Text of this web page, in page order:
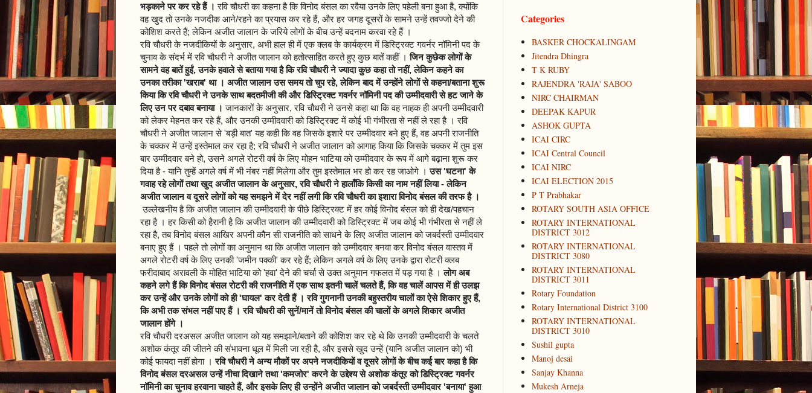
भड़काने पर कर रहे हैं । रवि चौधरी का कहना है कि विनोद बंसल का रवैया उनके लिए पहेली बना हुआ है, क्योंकि
वह खुद तो उनके नजदीक आने/रहने का प्रयास कर रहे हैं, और हर जगह दूसरों के सामने उन्हें तवज्जो देने की
कोशिश करते हैं; लेकिन अजीत जालान के जरिये लोगों के बीच उन्हें बदनाम करवा रहे हैं ।
रवि चौधरी के नजदीकियों के अनुसार, अभी हाल ही में एक क्लब के कार्यक्रम में डिस्ट्रिक्ट गवर्नर नॉमिनी पद के
चुनाव के संदर्भ में रवि चौधरी ने अजीत जालान को हतोत्साहित करते हुए कुछ बातें कहीं ।जिन कुछेक लोगों के
सामने वह बातें हुईं, उनके हवाले से बताया गया है कि रवि चौधरी ने ज्यादा कुछ कहा तो नहीं, लेकिन कहने का
उनका तरीका 'खराब' था । अजीत जालान उस समय तो चुप रहे, लेकिन बाद में उन्होंने लोगों से कहना/बताना शुरू
किया कि रवि चौधरी ने उनके साथ बदतमीजी की और डिस्ट्रिक्ट गवर्नर नॉमिनी पद की उम्मीदवारी से हट जाने के
लिए उन पर दबाव बनाया । जानकारों के अनुसार, रवि चौधरी ने उनसे कहा था कि वह नाहक ही अपनी उम्मीदवारी
को लेकर मेहनत कर रहे हैं, और उनकी उम्मीदवारी को डिस्ट्रिक्ट में कोई भी गंभीरता से नहीं ले रहा है । रवि
चौधरी ने अजीत जालान से 'बड़ी बात' यह कही कि वह जिसके इशारे पर उम्मीदवार बने हुए हैं, वह अपनी राजनीति
के चक्कर में उन्हें इस्तेमाल कर रहा है; रवि चौधरी ने अजीत जालान को आगाह किया कि जिसके चक्कर में तुम इस
बार उम्मीदवार बने हो, उसने अगले रोटरी वर्ष के लिए मोहन भाटिया को उम्मीदवार के रूप में आगे बढ़ाना शुरू कर
दिया है - यानि तुम्हें अगले वर्ष में भी नंबर नहीं मिलेगा और तुम इस्तेमाल भर हो कर रह जाओगे ।उस 'घटना' के
गवाह रहे लोगों तथा खुद अजीत जालान के अनुसार, रवि चौधरी ने हालाँकि किसी का नाम नहीं लिया - लेकिन
अजीत जालान व दूसरे लोगों को यह समझने में देर नहीं लगी कि रवि चौधरी का इशारा विनोद बंसल की तरफ है ।
उल्लेखनीय है कि अजीत जालान की उम्मीदवारी के पीछे डिस्ट्रिक्ट में हर कोई विनोद बंसल को ही देख/पहचान
रहा है । हर किसी को हैरानी है कि अजीत जालान की उम्मीदवारी को डिस्ट्रिक्ट में जब कोई भी गंभीरता से नहीं ले
रहा है, तब विनोद बंसल आखिर अपनी कौन सी राजनीति को साधने के लिए अजीत जालान को जबर्दस्ती उम्मीदवार
बनाए हुए हैं । पहले तो लोगों का अनुमान था कि अजीत जालान को उम्मीदवार बनवा कर विनोद बंसल वास्तव में
अगले रोटरी वर्ष के लिए उनकी 'जमीन पक्की' कर रहे हैं; लेकिन अगले वर्ष के लिए उनके द्वारा रोटरी क्लब
फरीदाबाद अरावली के मोहित भाटिया को 'हवा' देने की चर्चा से उक्त अनुमान गफलत में पड़ गया है ।लोग अब
कहने लगे हैं कि विनोद बंसल रोटरी की राजनीति में एक साथ इतनी चालें चलते हैं, कि वह चालें आपस में ही उलझ
कर उन्हें और उनके लोगों को ही 'घायल' कर देती हैं । रवि गुगनानी उनकी बहुस्तरीय चालों का ऐसे शिकार हुए हैं,
कि अभी तक संभल नहीं पाए हैं । रवि चौधरी की सुनें/मानें तो विनोद बंसल की चालों के अगले शिकार अजीत
जालान होंगे ।
रवि चौधरी दरअसल अजीत जालान को यह समझाने/बताने की कोशिश कर रहे थे कि उनकी उम्मीदवारी के चलते
अशोक कंतूर की जीतने की संभावना धूल में मिली जा रही है, और इससे खुद उन्हें (यानि अजीत जालान को) भी
कोई फायदा नहीं होगा ।रवि चौधरी ने अन्य मौकों पर अपने नजदीकियों व दूसरे लोगों के बीच कई बार कहा है कि
विनोद बंसल दरअसल उन्हें नीचा दिखाने तथा 'कमजोर' करने के उद्देश्य से अशोक कंतूर को डिस्ट्रिक्ट गवर्नर
नॉमिनी का चुनाव हरवाना चाहते हैं, और इसके लिए ही उन्होंने अजीत जालान को जबर्दस्ती उम्मीदवार 'बनाया' हुआ
Categories
BASKER CHOCKALINGAM
Jitendra Dhingra
T K RUBY
RAJENDRA 'RAJA' SABOO
NIRC CHAIRMAN
DEEPAK KAPUR
ASHOK GUPTA
ICAI CIRC
ICAI Central Council
ICAI NIRC
ICAI ELECTION 2015
P T Prabhakar
ROTARY SOUTH ASIA OFFICE
ROTARY INTERNATIONAL
DISTRICT 3012
ROTARY INTERNATIONAL
DISTRICT 3080
ROTARY INTERNATIONAL
DISTRICT 3011
Rotary Foundation
Rotary International District 3100
ROTARY INTERNATIONAL
DISTRICT 3010
Sushil gupta
Manoj desai
Sanjay Khanna
Mukesh Arneja